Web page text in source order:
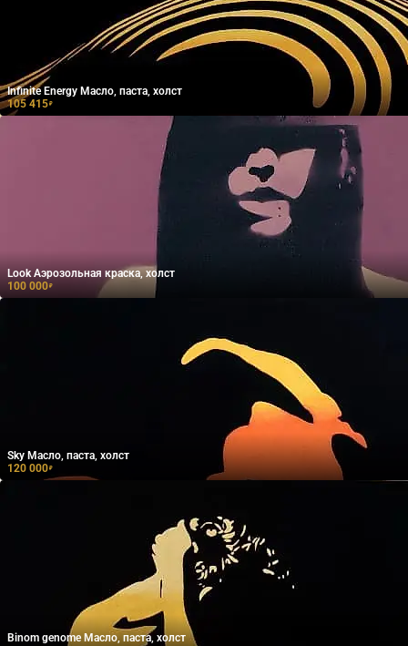
Infinite Energy Масло, паста, холст
105 415₽
Look Аэрозольная краска, холст
100 000₽
Sky Масло, паста, холст
120 000₽
Binom genome Масло, паста, холст